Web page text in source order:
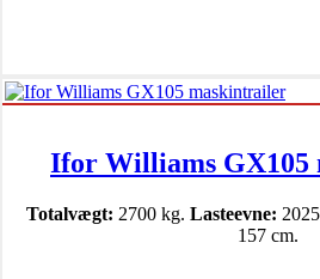
Ifor Williams GX105
Totalvægt: 2700 kg. Lasteevne:
157 cm.